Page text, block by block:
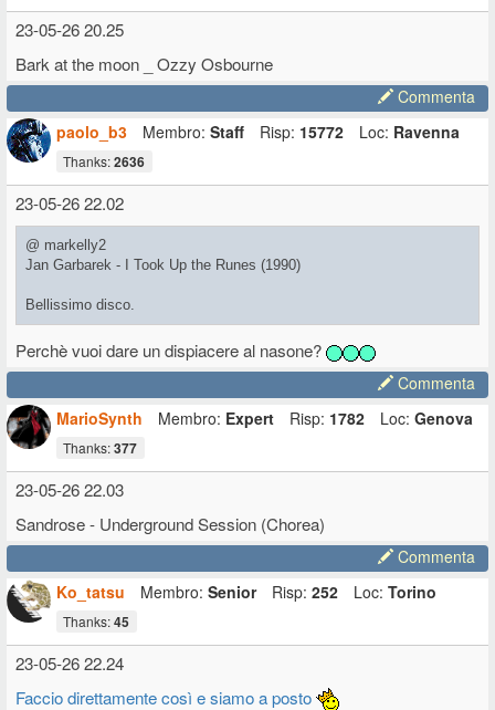
23-05-26 20.25
Bark at the moon _ Ozzy Osbourne
Commenta
paolo_b3
Membro: Staff Risp: 15772 Loc: Ravenna
Thanks:2636
23-05-26 22.02
@ markelly2
Jan Garbarek - I Took Up the Runes (1990)
Bellissimo disco.
Perchè vuoi dare un dispiacere al nasone?
Commenta
MarioSynth
Membro: Expert Risp: 1782 Loc: Genova
Thanks:377
23-05-26 22.03
Sandrose - Underground Session (Chorea)
Commenta
Ko_tatsu
Membro: Senior Risp: 252 Loc: Torino
Thanks:45
23-05-26 22.24
Faccio direttamente così e siamo a posto